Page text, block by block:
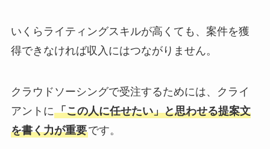
いくらライティングスキルが高くても、案件を獲
得できなければ収入にはつながりません。
クラウドソーシングで受注するためには、クライ
アントに「この人に任せたい」と思わせる提案文
を書く力が重要です。